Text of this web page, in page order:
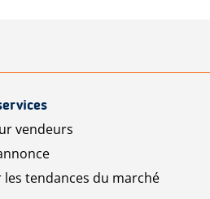
vendeurs
les tendances du marché